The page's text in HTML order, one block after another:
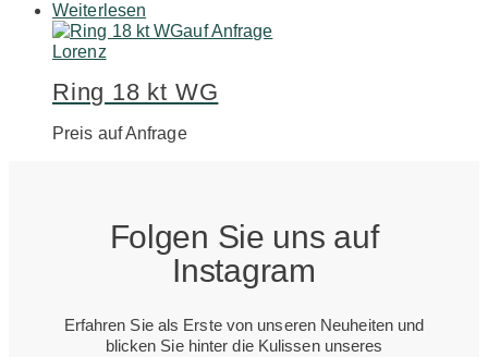
Weiterlesen
auf Anfrage
Lorenz
Ring 18 kt WG
Preis auf Anfrage
Folgen Sie uns auf
Instagram
Erfahren Sie als Erste von unseren Neuheiten und
blicken Sie hinter die Kulissen unseres